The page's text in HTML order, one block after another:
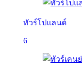
ทัวร์โปแลนด์
6